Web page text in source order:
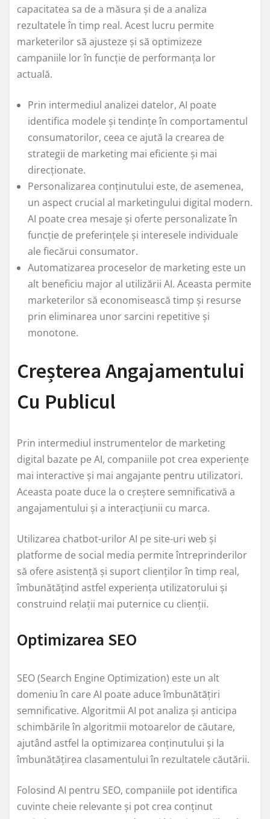
capacitatea sa de a măsura și de a analiza
rezultatele în timp real. Acest lucru permite
marketerilor să ajusteze și să optimizeze
campaniile lor în funcție de performanța lor
actuală.
Prin intermediul analizei datelor, AI poate
identifica modele și tendințe în comportamentul
consumatorilor, ceea ce ajută la crearea de
strategii de marketing mai eficiente și mai
direcționate.
Personalizarea conținutului este, de asemenea,
un aspect crucial al marketingului digital modern.
AI poate crea mesaje și oferte personalizate în
funcție de preferințele și interesele individuale
ale fiecărui consumator.
Automatizarea proceselor de marketing este un
alt beneficiu major al utilizării AI. Aceasta permite
marketerilor să economisească timp și resurse
prin eliminarea unor sarcini repetitive și
monotone.
Creșterea Angajamentului
Cu Publicul
Prin intermediul instrumentelor de marketing
digital bazate pe AI, companiile pot crea experiențe
mai interactive și mai angajante pentru utilizatori.
Aceasta poate duce la o creștere semnificativă a
angajamentului și a interacțiunii cu marca.
Utilizarea chatbot-urilor AI pe site-uri web și
platforme de social media permite întreprinderilor
să ofere asistență și suport clienților în timp real,
îmbunătățind astfel experiența utilizatorului și
construind relații mai puternice cu clienții.
Optimizarea SEO
SEO (Search Engine Optimization) este un alt
domeniu în care AI poate aduce îmbunătățiri
semnificative. Algoritmii AI pot analiza și anticipa
schimbările în algoritmii motoarelor de căutare,
ajutând astfel la optimizarea conținutului și la
îmbunătățirea clasamentului în rezultatele căutării.
Folosind AI pentru SEO, companiile pot identifica
cuvinte cheie relevante și pot crea conținut